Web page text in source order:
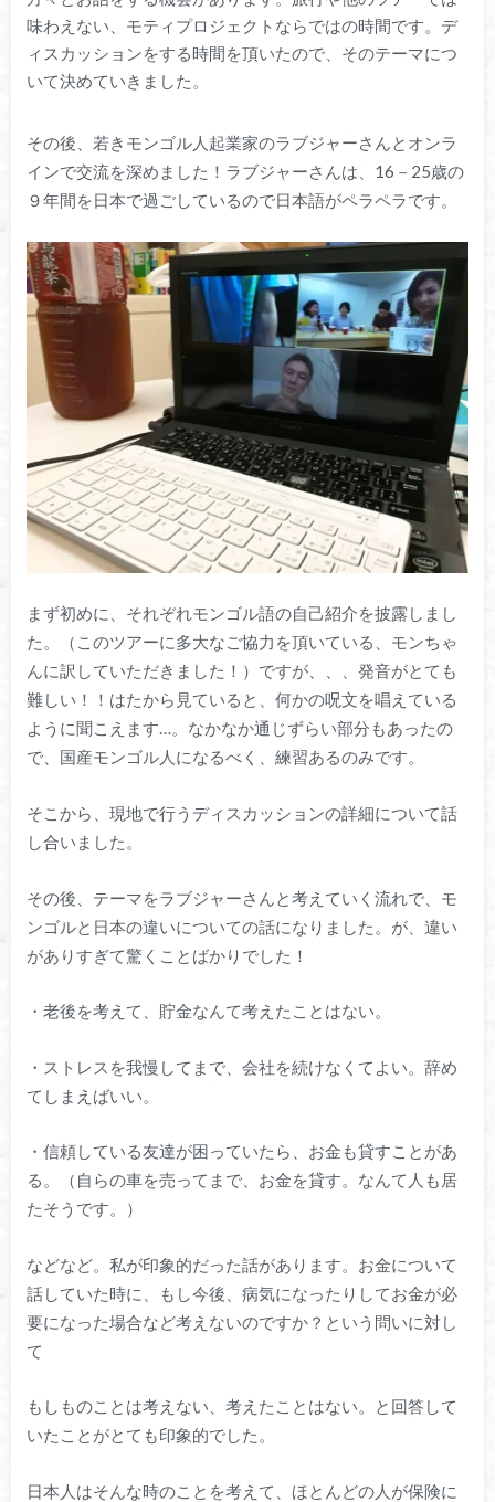
味わえない、モティプロジェクトならではの時間です。デ
ィスカッションをする時間を頂いたので、そのテーマにつ
いて決めていきました。
その後、若きモンゴル人起業家のラブジャーさんとオンラ
インで交流を深めました！ラブジャーさんは、16－25歳の
９年間を日本で過ごしているので日本語がペラペラです。
まず初めに、それぞれモンゴル語の自己紹介を披露しまし
た。（このツアーに多大なご協力を頂いている、モンちゃ
んに訳していただきました！）ですが、、、発音がとても
難しい！！はたから見ていると、何かの呪文を唱えている
ように聞こえます…。なかなか通じずらい部分もあったの
で、国産モンゴル人になるべく、練習あるのみです。
そこから、現地で行うディスカッションの詳細について話
し合いました。
その後、テーマをラブジャーさんと考えていく流れで、モ
ンゴルと日本の違いについての話になりました。が、違い
がありすぎて驚くことばかりでした！
・老後を考えて、貯金なんて考えたことはない。
・ストレスを我慢してまで、会社を続けなくてよい。辞め
てしまえばいい。
・信頼している友達が困っていたら、お金も貸すことがあ
る。（自らの車を売ってまで、お金を貸す。なんて人も居
たそうです。）
などなど。私が印象的だった話があります。お金について
話していた時に、もし今後、病気になったりしてお金が必
要になった場合など考えないのですか？という問いに対し
て
もしものことは考えない、考えたことはない。と回答して
いたことがとても印象的でした。
日本人はそんな時のことを考えて、ほとんどの人が保険に